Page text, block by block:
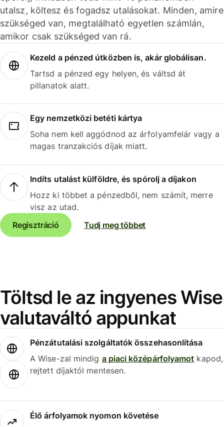
utalsz, költesz és fogadsz utalásokat. Minden, amire
szükséged van, megtalálható egyetlen számlán,
amikor csak szükséged van rá.
Kezeld a pénzed útközben is, akár globálisan.
Tartsd a pénzed egy helyen, és váltsd át
pillanatok alatt.
Egy nemzetközi betéti kártya
Soha nem kell aggódnod az árfolyamfelár vagy a
magas tranzakciós díjak miatt.
Indíts utalást külföldre, és spórolj a díjakon
Hozz ki többet a pénzedből, nem számít, merre
visz az utad.
Regisztráció
Tudj meg többet
Töltsd le az ingyenes Wise
valutaváltó appunkat
Pénzátutalási szolgáltatók összehasonlítása
A Wise-zal mindig a piaci középárfolyamot kapod,
rejtett díjaktól mentesen.
Élő árfolyamok nyomon követése